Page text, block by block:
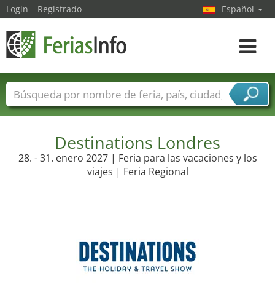
Destinations Londres
28. - 31. enero 2027 | Feria para las vacaciones y los
viajes | Feria Regional
Login Registrado Español
toggle
Nombres de ferias Países
Ciudades
Sectores de proveedor de servicios